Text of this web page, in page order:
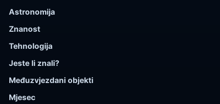
Astronomija
Znanost
Tehnologija
Jeste li znali?
Međuzvjezdani objekti
Mjesec